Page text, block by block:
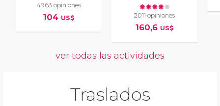
4963 opiniones
104 US$ 2011 opiniones
160,6 US$
ver todas las actividades
Traslados